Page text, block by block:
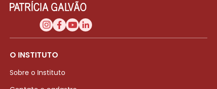
O INSTITUTO
Sobre o Instituto